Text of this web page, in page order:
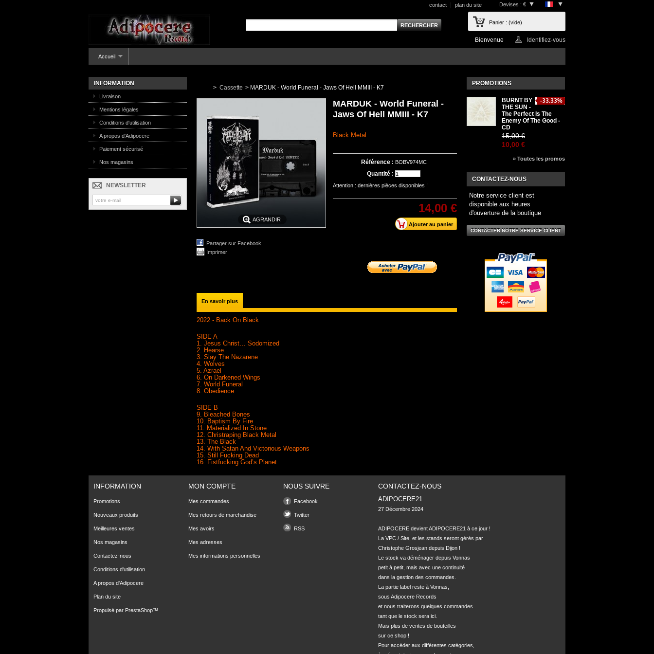
Devises : €
contact plan du site
Panier : (vide)
Bienvenue Identifiez-vous
Accueil
INFORMATION
Livraison
Mentions légales
Conditions d'utilisation
A propos d'Adipocere
Paiement sécurisé
Nos magasins
NEWSLETTER
> Cassette > MARDUK - World Funeral - Jaws Of Hell MMIII - K7
AGRANDIR
Partager sur Facebook
Imprimer
MARDUK - World Funeral -
Jaws Of Hell MMIII - K7
Black Metal
Référence : BOBV974MC
Quantité :
Attention : dernières pièces disponibles !
14,00 €
En savoir plus
2022 - Back On Black
SIDE A
1. Jesus Christ… Sodomized
2. Hearse
3. Slay The Nazarene
4. Wolves
5. Azrael
6. On Darkened Wings
7. World Funeral
8. Obedience
SIDE B
9. Bleached Bones
10. Baptism By Fire
11. Materialized In Stone
12. Christraping Black Metal
13. The Black
14. With Satan And Victorious Weapons
15. Still Fucking Dead
16. Fistfucking God’s Planet
PROMOTIONS
-33.33%
BURNT BY
THE SUN -
The Perfect Is The
Enemy Of The Good -
CD
15,00 €
10,00 €
» Toutes les promos
CONTACTEZ-NOUS
Notre service client est
disponible aux heures
d'ouverture de la boutique
CONTACTER NOTRE SERVICE CLIENT
INFORMATION
Promotions
Nouveaux produits
Meilleures ventes
Nos magasins
Contactez-nous
Conditions d'utilisation
A propos d'Adipocere
Plan du site
Propulsé par PrestaShop™
MON COMPTE
Mes commandes
Mes retours de marchandise
Mes avoirs
Mes adresses
Mes informations personnelles
NOUS SUIVRE
Facebook
Twitter
RSS
CONTACTEZ-NOUS
ADIPOCERE21
27 Décembre 2024
ADIPOCERE devient ADIPOCERE21 à ce jour !
La VPC / Site, et les stands seront gérés par
Christophe Grosjean depuis Dijon !
Le stock va déménager depuis Vonnas
petit à petit, mais avec une continuité
dans la gestion des commandes.
La partie label reste à Vonnas,
sous Adipocere Records
et nous traiterons quelques commandes
tant que le stock sera ici.
Mais plus de ventes de bouteilles
sur ce shop !
Pour accéder aux différentes catégories,